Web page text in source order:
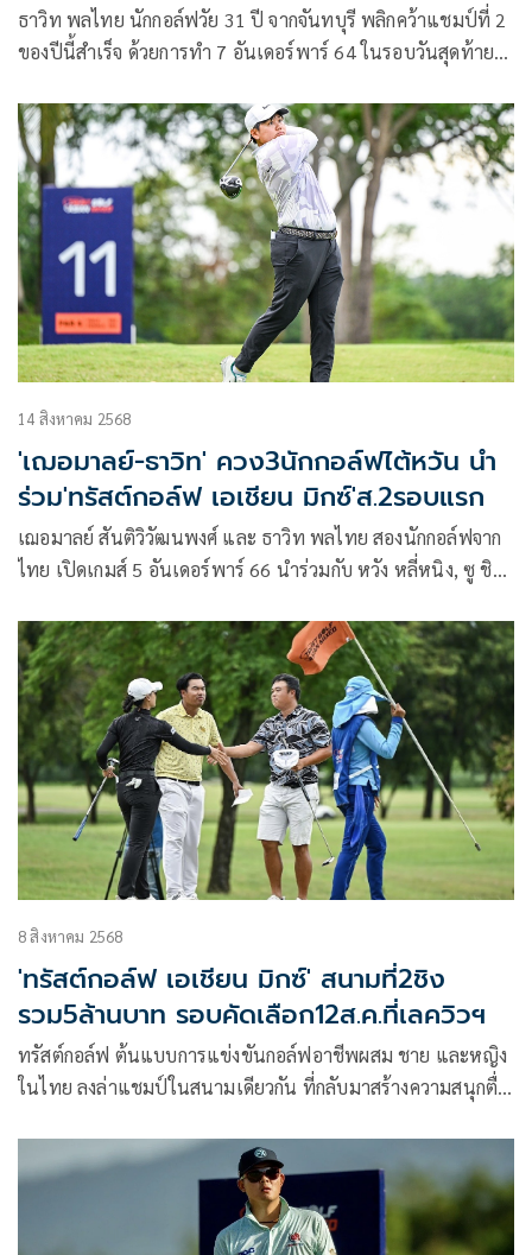
ธาวิท พลไทย นักกอล์ฟวัย 31 ปี จากจันทบุรี พลิกคว้าแชมป์ที่ 2
ของปีนี้สำเร็จ ด้วยการทำ 7 อันเดอร์พาร์ 64 ในรอบวันสุดท้าย
จากรอบที่แล้วจาก ไต้หวัน ที่จบด้วยสกอร์รวม 16 อันเดอร์พาร์
197 สองสโตรค รับโทรฟี่แชมป์ พร้อมเงินรางวัล 750,000 บาท
ด้าน ชลชีวา วงษรัศม์ จากเชียงใหม่ จบสกอร์รวม 13 อันเดอร์
พาร์ 200 คว้าอันดับ 5 ร่วม และเป็นนักกอล์ฟสาวผลงานดีสุด
จากการแข่งขันกอล์ฟอาชีพผสม ชายและหญิง รายการ ทรัสต์
กอล์ฟ เอเชียน มิกซ์ สนามที่ 2 โคแซงชั่นร่วมกับ ไต้หวัน แอลพีจี
เอ ทัวร์ และ ไต้หวัน พีจีเอ ทัวร์ ชิงเงินรางวัลรวม 5 ล้านบาท
แข่งขันวันที่ 14-16 สิงหาคม 2568 สนามเลควิว รีสอร์ท แอนด์
กอล์ฟ คลับ อ.ชะอำ จ.เพชรบุรี
14 สิงหาคม 2568
'เฌอมาลย์-ธาวิท' ควง3นักกอล์ฟไต้หวัน นำ
ร่วม'ทรัสต์กอล์ฟ เอเชียน มิกซ์'ส.2รอบแรก
เฌอมาลย์ สันติวิวัฒนพงศ์ และ ธาวิท พลไทย สองนักกอล์ฟจาก
ไทย เปิดเกมส์ 5 อันเดอร์พาร์ 66 นำร่วมกับ หวัง หลี่หนิง, ซู ชิง-
กอล์ฟอาชีพผสม ชายและหญิง รายการ ทรัสต์กอล์ฟ เอเชียน
มิกซ์ สนามที่ 2 ชิงเงินรางวัลรวม 5 ล้านบาท แชมป์รับ 750,000
บาท ณ สนามเลควิว รีสอร์ท แอนด์ กอล์ฟ คลับ อ.ชะอำ
จ.เพชรบุรี เล่นแบบพาร์ 71 นักกอล์ฟชายเล่นในระยะ 6,934
หลา และนักกอล์ฟหญิง เล่นในระยะ 6,131 หลา จบรอบแรกเมื่อ
วันพฤหัสบดีที่ 14 สิงหาคม 2568
8 สิงหาคม 2568
'ทรัสต์กอล์ฟ เอเชียน มิกซ์' สนามที่2ชิง
รวม5ล้านบาท รอบคัดเลือก12ส.ค.ที่เลควิวฯ
ทรัสต์กอล์ฟ ต้นแบบการแข่งขันกอล์ฟอาชีพผสม ชาย และหญิง
ในไทย ลงล่าแชมป์ในสนามเดียวกัน ที่กลับมาสร้างความสนุกตื่น
2025” สนามที่ 2 โคแซงชั่นร่วมกับ ไต้หวัน แอลพีจีเอ ทัวร์ และ
ไต้หวัน พีจีเอ ทัวร์ ชิงเงินรางวัล 5 ล้านบาท แชมป์รับเงินรางวัล
750,000 บาท โดยล่าสุด ทรัสต์กอล์ฟ ได้เปิดแข่งขันรอบคัดเลือก
ให้กับนักกอล์ฟอาชีพ ชาย และหญิง ลงแข่งเพื่อโอกาสเข้าไป